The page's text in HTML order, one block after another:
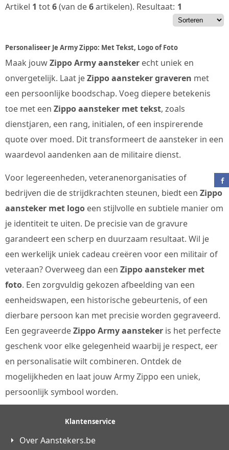
Artikel 1 tot6(van de6artikelen). Resultaat: 1
Personaliseer Je Army Zippo: Met Tekst, Logo of Foto
Maak jouwZippo Army aansteker echt uniek en
onvergetelijk. Laat jeZippo aansteker graveren met
een persoonlijke boodschap. Voeg diepere betekenis
toe met een Zippo aansteker met tekst, zoals
dienstjaren, een rang, initialen, of een inspirerende
quote over moed. Dit transformeert de aansteker in een
waardevol aandenken aan de militaire dienst.
Voor legereenheden, veteranenorganisaties of
bedrijven die de strijdkrachten steunen, biedt een Zippo
aansteker met logo een stijlvolle en subtiele manier om
je identiteit te uiten. De precisie van de gravure
garandeert een scherp en duurzaam resultaat. Wil je
een werkelijk uniek cadeau creëren voor een militair of
veteraan? Overweeg dan een Zippo aansteker met
foto. Een zorgvuldig gekozen afbeelding van een
eenheidswapen, een historische gebeurtenis, of een
dierbare persoon kan met precisie worden gegraveerd.
Een gegraveerdeZippo Army aansteker is het perfecte
geschenk voor elke gelegenheid waarbij je respect, eer
en personalisatie wilt combineren. Ontdek de
mogelijkheden en laat jouw Army Zippo een uniek,
persoonlijk symbool worden.
Klantenservice
Over Aanstekers.be